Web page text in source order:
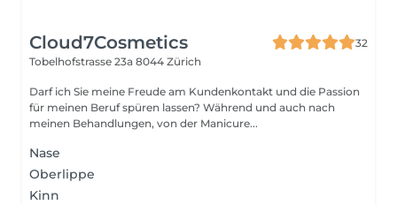
Cloud7Cosmetics
32
Tobelhofstrasse 23a 8044 Zürich
Darf ich Sie meine Freude am Kundenkontakt und die Passion
für meinen Beruf spüren lassen? Während und auch nach
meinen Behandlungen, von der Manicure...
Nase
Oberlippe
Kinn